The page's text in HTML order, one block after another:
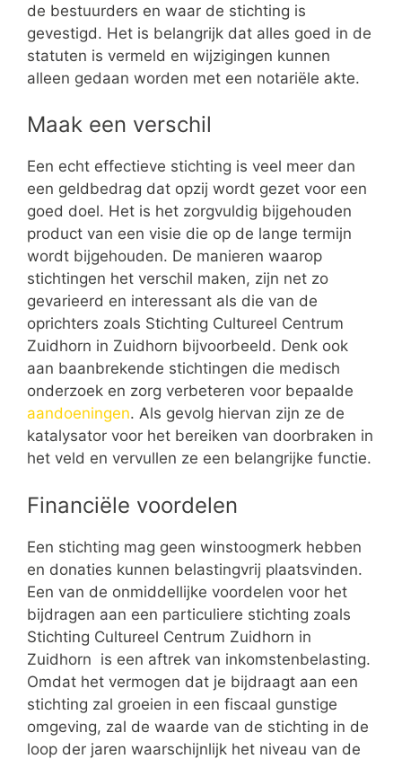
de bestuurders en waar de stichting is
gevestigd. Het is belangrijk dat alles goed in de
statuten is vermeld en wijzigingen kunnen
alleen gedaan worden met een notariële akte.
Maak een verschil
Een echt effectieve stichting is veel meer dan
een geldbedrag dat opzij wordt gezet voor een
goed doel. Het is het zorgvuldig bijgehouden
product van een visie die op de lange termijn
wordt bijgehouden. De manieren waarop
stichtingen het verschil maken, zijn net zo
gevarieerd en interessant als die van de
oprichters zoals Stichting Cultureel Centrum
Zuidhorn in Zuidhorn bijvoorbeeld. Denk ook
aan baanbrekende stichtingen die medisch
onderzoek en zorg verbeteren voor bepaalde
aandoeningen. Als gevolg hiervan zijn ze de
katalysator voor het bereiken van doorbraken in
het veld en vervullen ze een belangrijke functie.
Financiële voordelen
Een stichting mag geen winstoogmerk hebben
en donaties kunnen belastingvrij plaatsvinden.
Een van de onmiddellijke voordelen voor het
bijdragen aan een particuliere stichting zoals
Stichting Cultureel Centrum Zuidhorn in
Zuidhorn is een aftrek van inkomstenbelasting.
Omdat het vermogen dat je bijdraagt aan een
stichting zal groeien in een fiscaal gunstige
omgeving, zal de waarde van de stichting in de
loop der jaren waarschijnlijk het niveau van de